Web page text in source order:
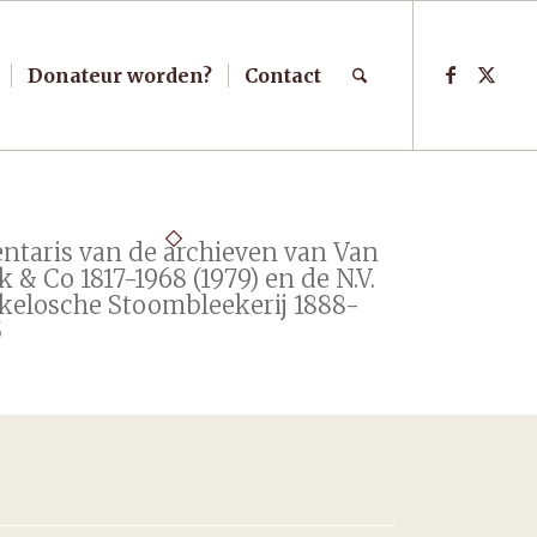
Donateur worden? Contact
van de archieven van Van
& Co 1817-1968 (1979) en de N.V.
Stoombleekerij 1888-